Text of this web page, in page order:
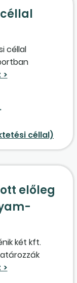
céllal
Árbevétel a
ár és
vagy
egy
el, és az
-emelkedést
céllal)
előleg
két kft.
eladó az
az MNB-